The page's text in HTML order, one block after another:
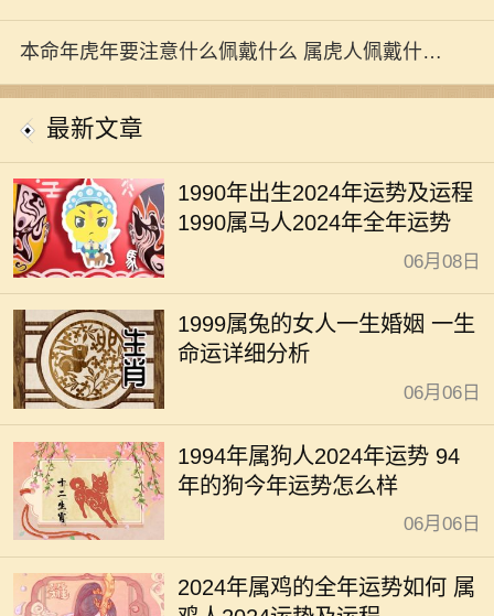
本命年虎年要注意什么佩戴什么 属虎人佩戴什么
开运
最新文章
1990年出生2024年运势及运程
1990属马人2024年全年运势
06月08日
1999属兔的女人一生婚姻 一生
命运详细分析
06月06日
1994年属狗人2024年运势 94
年的狗今年运势怎么样
06月06日
2024年属鸡的全年运势如何 属